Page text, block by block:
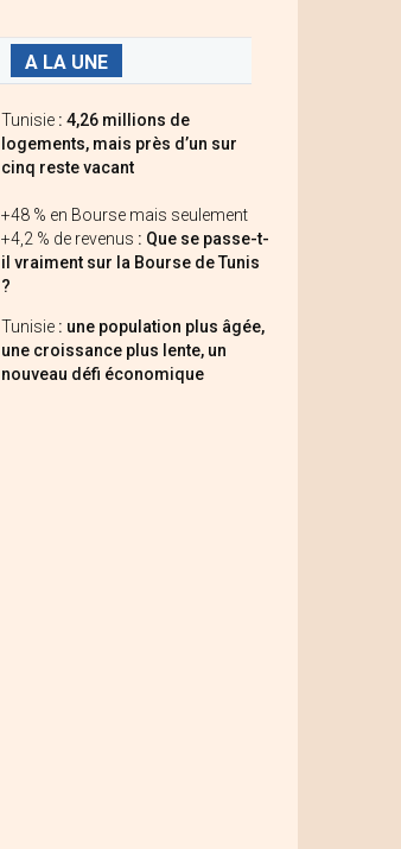
A LA UNE
Tunisie : 4,26 millions de
logements, mais près d’un sur
cinq reste vacant
+48 % en Bourse mais seulement
+4,2 % de revenus : Que se passe-t-
il vraiment sur la Bourse de Tunis
?
Tunisie : une population plus âgée,
une croissance plus lente, un
nouveau défi économique